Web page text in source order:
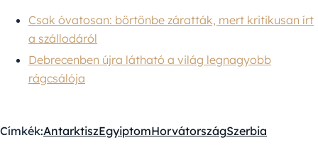
Csak óvatosan: börtönbe záratták, mert kritikusan írt
a szállodáról
Debrecenben újra látható a világ legnagyobb
rágcsálója
Címkék:AntarktiszEgyiptomHorvátországSzerbia